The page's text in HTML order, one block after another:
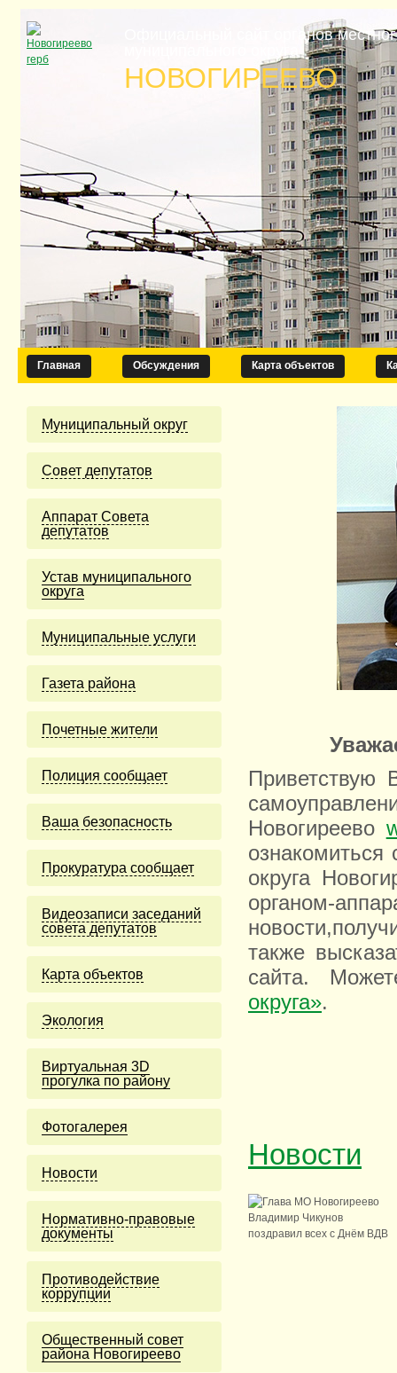
Официальный сайт органов
муниципального округа
НОВОГИРЕЕВО
Главная Обсуждения Карта объектов
Муниципальный округ
Cовет депутатов
Аппарат Совета
депутатов
Устав муниципального
округа
Муниципальные услуги
Газета района
Почетные жители
Полиция сообщает
Ваша безопасность
Прокуратура сообщает
Видеозаписи заседаний
совета депутатов
Карта объектов
Экология
Виртуальная 3D
прогулка по району
Фотогалерея
Новости
Нормативно-правовые
документы
Противодействие
коррупции
Общественный совет
района Новогиреево
Приветствую
Новогиреево
ознакомиться
округа
органом-
также
сайта.
округа».
Новости